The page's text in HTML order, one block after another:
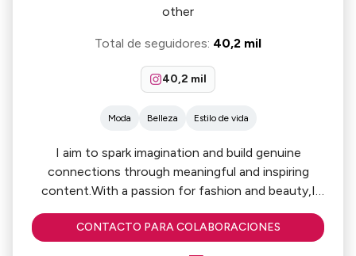
other
Total de seguidores: 40,2 mil
40,2 mil
Moda Belleza Estilo de vida
I aim to spark imagination and build genuine
connections through meaningful and inspiring
content.With a passion for fashion and beauty,I
create high quality work that resonates and
captivates.
CONTACTO PARA COLABORACIONES